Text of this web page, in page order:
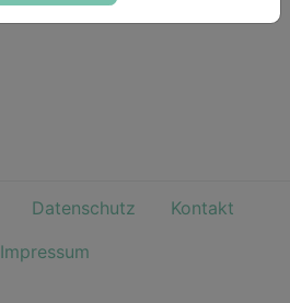
Datenschutz
Kontakt
Impressum